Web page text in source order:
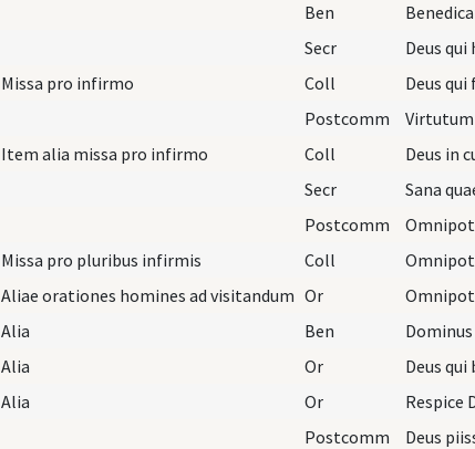
Ben
Secr
Missa pro infirmo Coll
Postcomm
Item alia missa pro infirmo Coll
Secr
Postcomm
Missa pro pluribus infirmis Coll
Aliae orationes homines ad visitandum Or
Alia Ben
Alia Or
Alia Or
Postcomm